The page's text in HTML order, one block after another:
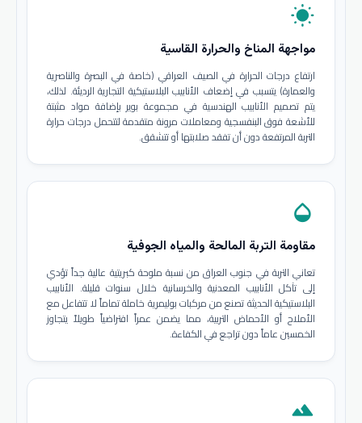
wb_sunny
مواجهة المناخ والحرارة القاسية
ارتفاع درجات الحرارة في الصيف العراقي (خاصة في البصرة والناصرية
والعمارة) يتسبب في إضعاف الأنابيب البلاستيكية التجارية الرديئة. لذلك،
يتم تصميم الأنابيب الهندسية في مجموعة بوير بإضافة مواد مثبتة
للأشعة فوق البنفسجية ومعاملات مرونة متقدمة لتتحمل درجات حرارة
التربة المرتفعة دون أن تفقد صلابتها أو تتشقق.
opacity
مقاومة التربة المالحة والمياه الجوفية
تعاني التربة في جنوب العراق من نسبة ملوحة كبريتية عالية جداً تؤدي
إلى تآكل الأنابيب المعدنية والخرسانية خلال سنوات قليلة. الأنابيب
البلاستيكية الحديثة تصنع من مركبات بوليمرية خاملة تماماً لا تتفاعل مع
الأملاح أو الأحماض التربية، مما يضمن عمراً افتراضياً طويلاً يتجاوز
الخمسين عاماً دون تراجع في الكفاءة.
terrain